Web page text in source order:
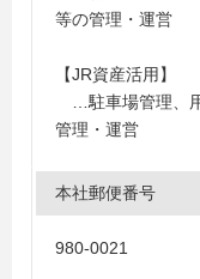
等の管理・運営
【JR資産活用】
…駐車場管理、
管理・運営
本社郵便番号
980-0021